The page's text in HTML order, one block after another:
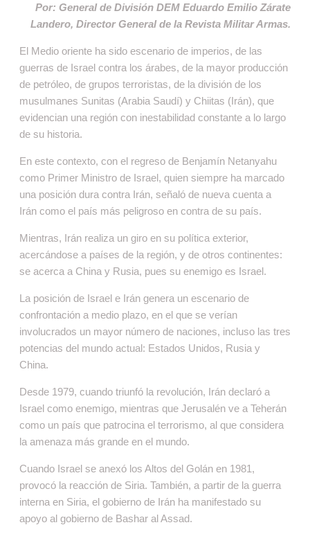
Por: General de División DEM Eduardo Emilio Zárate
Landero, Director General de la Revista Militar Armas.
El Medio oriente ha sido escenario de imperios, de las
guerras de Israel contra los árabes, de la mayor producción
de petróleo, de grupos terroristas, de la división de los
musulmanes Sunitas (Arabia Saudí) y Chiitas (Irán), que
evidencian una región con inestabilidad constante a lo largo
de su historia.
En este contexto, con el regreso de Benjamín Netanyahu
como Primer Ministro de Israel, quien siempre ha marcado
una posición dura contra Irán, señaló de nueva cuenta a
Irán como el país más peligroso en contra de su país.
Mientras, Irán realiza un giro en su política exterior,
acercándose a países de la región, y de otros continentes:
se acerca a China y Rusia, pues su enemigo es Israel.
La posición de Israel e Irán genera un escenario de
confrontación a medio plazo, en el que se verían
involucrados un mayor número de naciones, incluso las tres
potencias del mundo actual: Estados Unidos, Rusia y
China.
Desde 1979, cuando triunfó la revolución, Irán declaró a
Israel como enemigo, mientras que Jerusalén ve a Teherán
como un país que patrocina el terrorismo, al que considera
la amenaza más grande en el mundo.
Cuando Israel se anexó los Altos del Golán en 1981,
provocó la reacción de Siria. También, a partir de la guerra
interna en Siria, el gobierno de Irán ha manifestado su
apoyo al gobierno de Bashar al Assad.